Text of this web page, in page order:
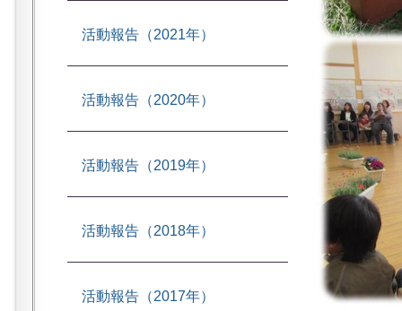
活動報告（2021年）
活動報告（2020年）
活動報告（2019年）
活動報告（2018年）
活動報告（2017年）